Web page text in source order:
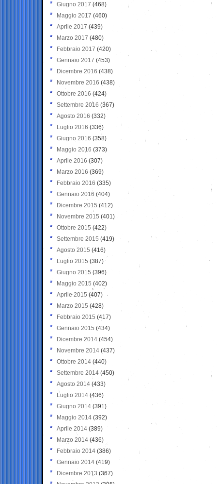
Giugno 2017 (468)
Maggio 2017 (460)
Aprile 2017 (439)
Marzo 2017 (480)
Febbraio 2017 (420)
Gennaio 2017 (453)
Dicembre 2016 (438)
Novembre 2016 (438)
Ottobre 2016 (424)
Settembre 2016 (367)
Agosto 2016 (332)
Luglio 2016 (336)
Giugno 2016 (358)
Maggio 2016 (373)
Aprile 2016 (307)
Marzo 2016 (369)
Febbraio 2016 (335)
Gennaio 2016 (404)
Dicembre 2015 (412)
Novembre 2015 (401)
Ottobre 2015 (422)
Settembre 2015 (419)
Agosto 2015 (416)
Luglio 2015 (387)
Giugno 2015 (396)
Maggio 2015 (402)
Aprile 2015 (407)
Marzo 2015 (428)
Febbraio 2015 (417)
Gennaio 2015 (434)
Dicembre 2014 (454)
Novembre 2014 (437)
Ottobre 2014 (440)
Settembre 2014 (450)
Agosto 2014 (433)
Luglio 2014 (436)
Giugno 2014 (391)
Maggio 2014 (392)
Aprile 2014 (389)
Marzo 2014 (436)
Febbraio 2014 (386)
Gennaio 2014 (419)
Dicembre 2013 (367)